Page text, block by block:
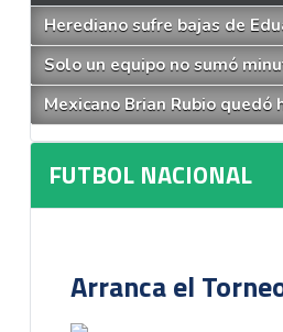
Herediano sufre bajas de
Solo un equipo no sumó
Mexicano Brian Rubio
FUTBOL NACIONAL
Arranca el